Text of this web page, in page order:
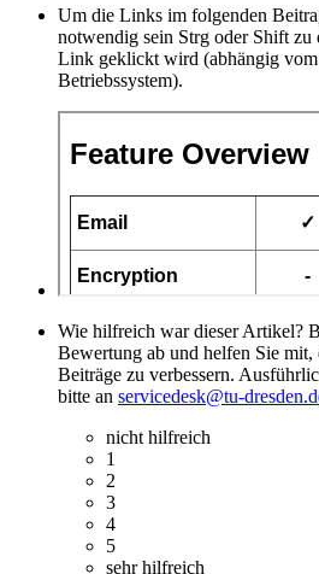
Um die Links im folgenden
notwendig sein Strg oder Shift zu
Link geklickt wird (abhängig
Betriebssystem).
Wie hilfreich war dieser Artikel?
Bewertung ab und helfen Sie
Beiträge zu verbessern.
bitte an servicedesk@tu-
nicht hilfreich
1
2
3
4
5
sehr hilfreich